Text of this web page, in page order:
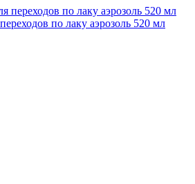
по лаку аэрозоль 520 мл